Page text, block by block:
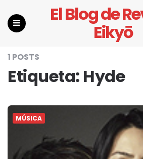
El Blog de
Eikyō
1 POSTS
Etiqueta: Hyde
MÚSICA